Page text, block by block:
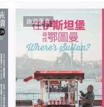
旅遊美食